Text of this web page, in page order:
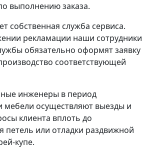
выполнению заказа.
собственная служба сервиса.
рекламации наши сотрудники
обязательно оформят заявку
соответствующей
инженеры в период
мебели осуществляют выезды и
клиента вплоть до
петель или отладки раздвижной
купе.